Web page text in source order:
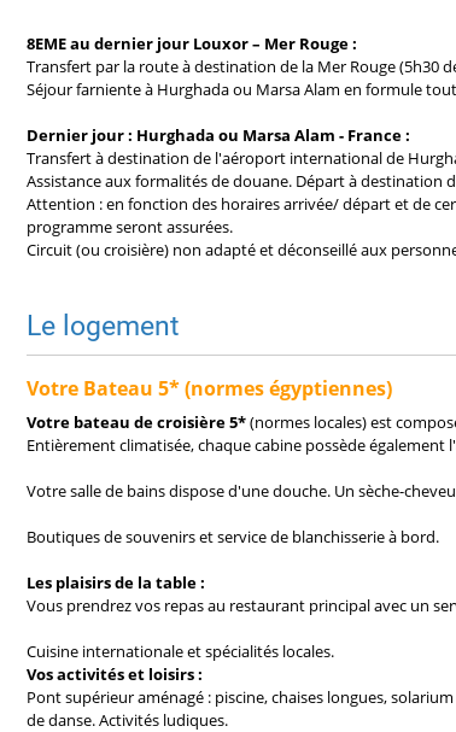
8EME au dernier jour Louxor – Mer Rouge :
Transfert par la route à destination de la Mer Rouge
Séjour farniente à Hurghada ou Marsa Alam en formule
Dernier jour : Hurghada ou Marsa Alam - France :
Transfert à destination de l'aéroport international de
Assistance aux formalités de douane. Départ à destination
Attention : en fonction des horaires arrivée/ départ et de
programme seront assurées.
Circuit (ou croisière) non adapté et déconseillé aux
Le logement
Votre Bateau 5* (normes égyptiennes)
Votre bateau de croisière 5*(normes locales) est
Entièrement climatisée, chaque cabine possède
Votre salle de bains dispose d'une douche. Un sèche-
Boutiques de souvenirs et service de blanchisserie à bord.
Les plaisirs de la table :
Vous prendrez vos repas au restaurant principal avec un
Cuisine internationale et spécialités locales.
Vos activités et loisirs :
Pont supérieur aménagé : piscine, chaises longues,
de danse. Activités ludiques.